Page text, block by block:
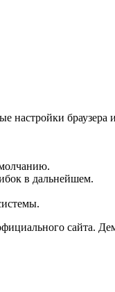
настройки браузера
в дальнейшем.
сайта.